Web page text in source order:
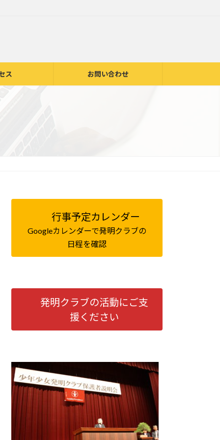
ス お問い合わせ
行事予定カレンダー
Googleカレンダーで発明クラブの
日程を確認
発明クラブの活動にご支
援ください